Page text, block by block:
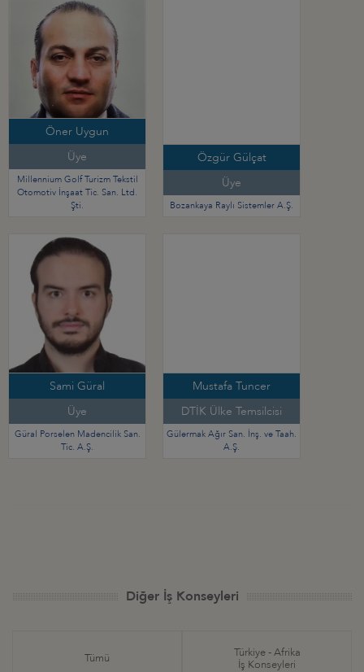
Öner Uygun
Üye
Millennium Golf Turizm Tekstil
Otomotiv İnşaat Tic. San. Ltd.
Şti.
Özgür Gülçat
Üye
Bozankaya Raylı Sistemler A.Ş.
Sami Güral
Üye
Güral Porselen Madencilik San.
Tic. A.Ş.
Mustafa Tuncer
DTİK Ülke Temsilcisi
Gülermak Ağır San. İnş. ve Taah.
A.Ş.
Diğer İş Konseyleri
Tümü
Türkiye - Afrika
İş Konseyleri